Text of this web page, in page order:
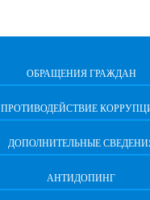
ОБРАЩЕНИЯ ГРАЖДАН
ПРОТИВОДЕЙСТВИЕ
ДОПОЛНИТЕЛЬНЫЕ
АНТИДОПИНГ